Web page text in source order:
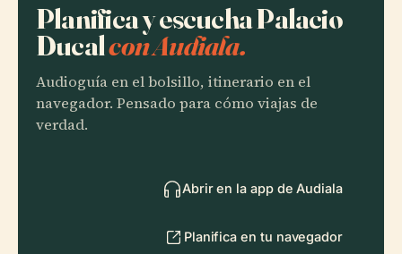
Planifica y escucha Palacio
Ducalcon Audiala.
Audioguía en el bolsillo, itinerario en el
navegador. Pensado para cómo viajas de
verdad.
Abrir en la app de Audiala
Planifica en tu navegador